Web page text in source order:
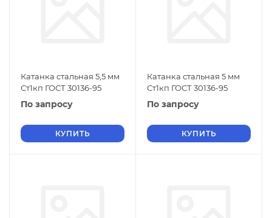
Катанка стальная 5,5 мм
Ст1кп ГОСТ 30136-95
По запросу
КУПИТЬ
Катанка стальная 5 мм
Ст1кп ГОСТ 30136-95
По запросу
КУПИТЬ